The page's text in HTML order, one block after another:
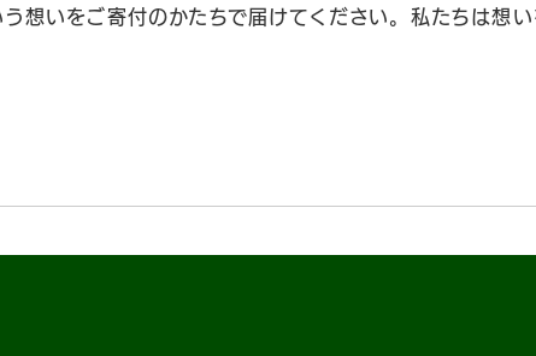
想いをご寄付のかたちで届けてください。私たちは想